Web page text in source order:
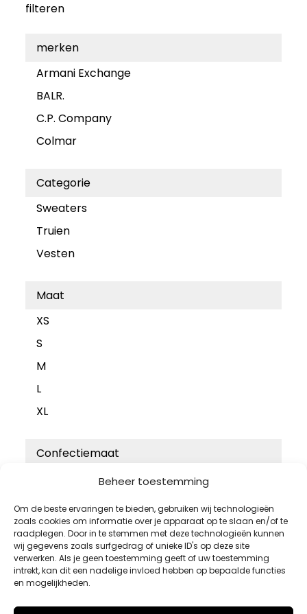
Beheer toestemming
Om de beste ervaringen te bieden, gebruiken wij technologieën
zoals cookies om informatie over je apparaat op te slaan en/of te
raadplegen. Door in te stemmen met deze technologieën kunnen
wij gegevens zoals surfgedrag of unieke ID's op deze site
verwerken. Als je geen toestemming geeft of uw toestemming
intrekt, kan dit een nadelige invloed hebben op bepaalde functies
en mogelijkheden.
filteren
merken
Armani Exchange
BALR.
C.P. Company
Colmar
Categorie
Sweaters
Truien
Vesten
Maat
XS
S
M
L
XL
Confectiemaat
50
52
54